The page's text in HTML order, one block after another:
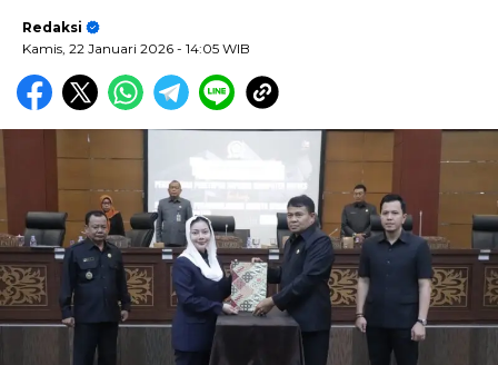
Redaksi
Kamis, 22 Januari 2026 - 14:05 WIB